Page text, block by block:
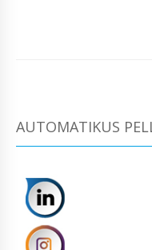
AUTOMATIKUS